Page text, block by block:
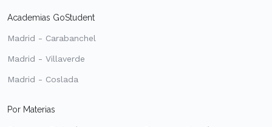
Academias GoStudent
Madrid - Carabanchel
Madrid - Villaverde
Madrid - Coslada
Por Materias